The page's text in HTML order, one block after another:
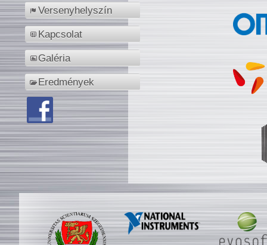
Versenyhelyszín
Kapcsolat
Galéria
Eredmények